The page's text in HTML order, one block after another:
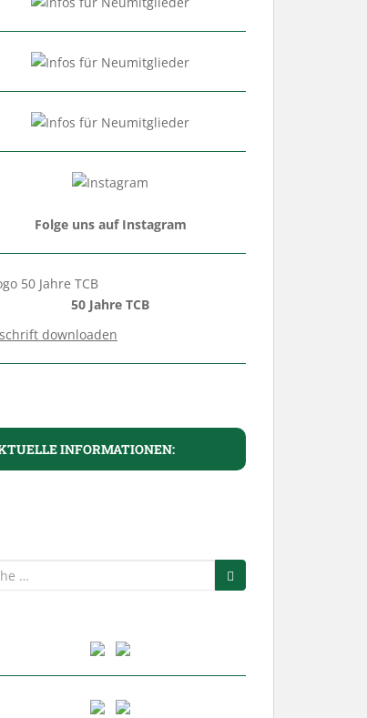
Folge uns auf Instagram
50 Jahre TCB
downloaden
INFORMATIONEN: